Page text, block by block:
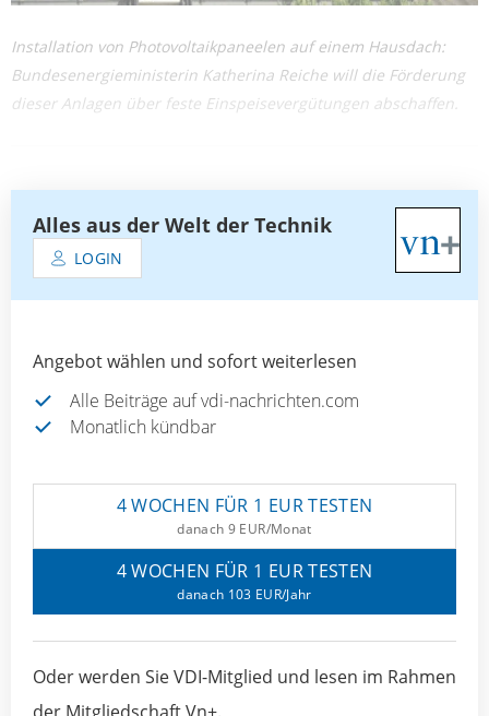
Installation von Photovoltaikpaneelen auf einem Hausdach:
Bundesenergieministerin Katherina Reiche will die Förderung
dieser Anlagen über feste Einspeisevergütungen abschaffen.
Alles aus der Welt der Technik
LOGIN
Angebot wählen und sofort weiterlesen
Alle Beiträge auf vdi-nachrichten.com
Monatlich kündbar
4 WOCHEN FÜR 1 EUR TESTEN
danach 9 EUR/Monat
4 WOCHEN FÜR 1 EUR TESTEN
danach 103 EUR/Jahr
Oder werden Sie VDI-Mitglied und lesen im Rahmen